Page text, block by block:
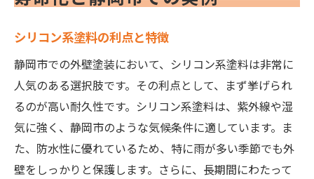
シリコン系塗料の利点と特徴
静岡市での外壁塗装において、シリコン系塗料は非常に
人気のある選択肢です。その利点として、まず挙げられ
るのが高い耐久性です。シリコン系塗料は、紫外線や湿
気に強く、静岡市のような気候条件に適しています。ま
た、防水性に優れているため、特に雨が多い季節でも外
壁をしっかりと保護します。さらに、長期間にわたって